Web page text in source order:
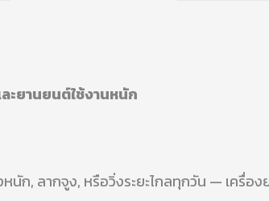
ะยานยนต์ใช้งานหนัก
นัก, ลากจูง, หรือวิ่งระยะไกลทุกวัน — เครื่